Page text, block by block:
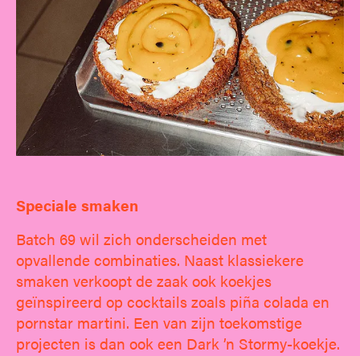
Speciale smaken
Batch 69 wil zich onderscheiden met
opvallende combinaties. Naast klassiekere
smaken verkoopt de zaak ook koekjes
geïnspireerd op cocktails zoals piña colada en
pornstar martini. Een van zijn toekomstige
projecten is dan ook een Dark ’n Stormy-koekje.